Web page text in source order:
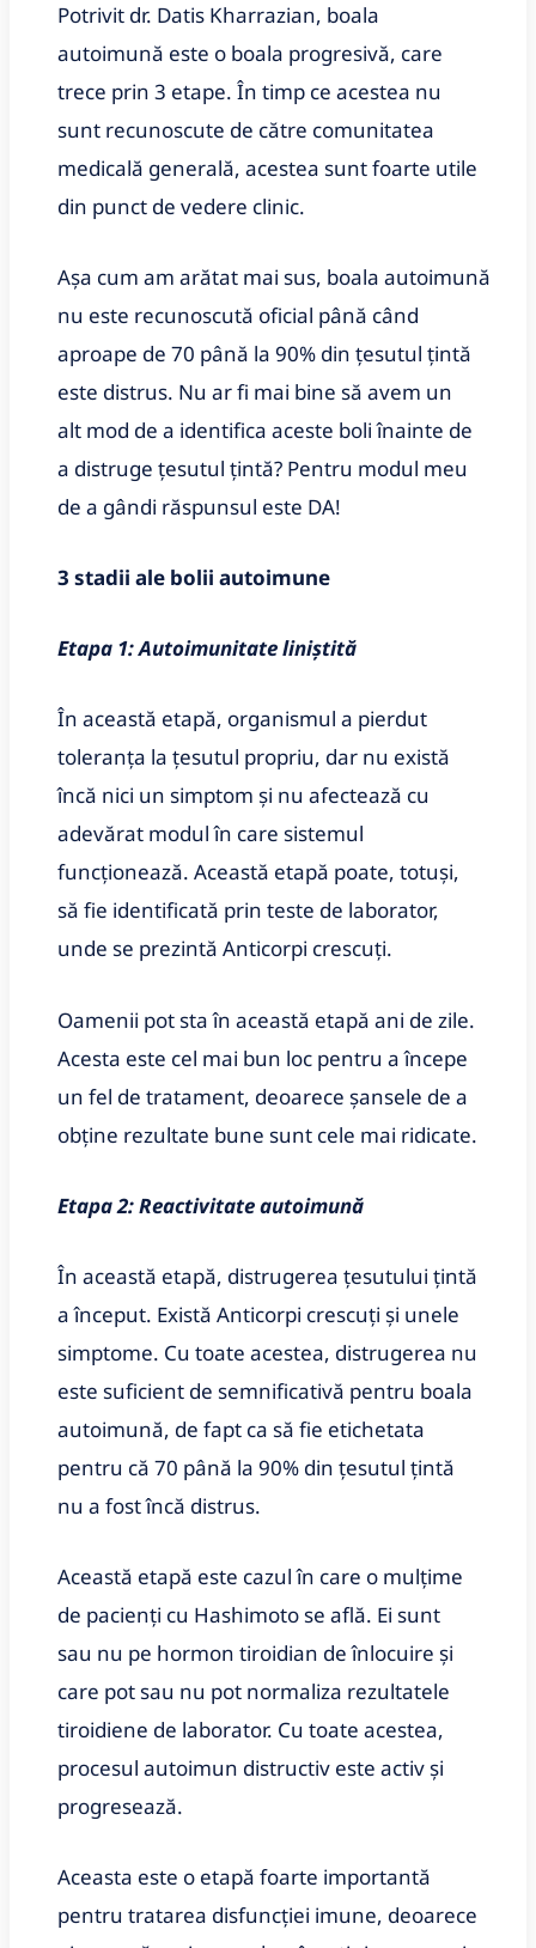
Potrivit dr. Datis Kharrazian, boala
autoimună este o boala progresivă, care
trece prin 3 etape. În timp ce acestea nu
sunt recunoscute de către comunitatea
medicală generală, acestea sunt foarte utile
din punct de vedere clinic.
Așa cum am arătat mai sus, boala autoimună
nu este recunoscută oficial până când
aproape de 70 până la 90% din țesutul țintă
este distrus. Nu ar fi mai bine să avem un
alt mod de a identifica aceste boli înainte de
a distruge țesutul țintă? Pentru modul meu
de a gândi răspunsul este DA!
3 stadii ale bolii autoimune
Etapa 1: Autoimunitate liniștită
În această etapă, organismul a pierdut
toleranța la țesutul propriu, dar nu există
încă nici un simptom și nu afectează cu
adevărat modul în care sistemul
funcționează. Această etapă poate, totuși,
să fie identificată prin teste de laborator,
unde se prezintă Anticorpi crescuți.
Oamenii pot sta în această etapă ani de zile.
Acesta este cel mai bun loc pentru a începe
un fel de tratament, deoarece șansele de a
obține rezultate bune sunt cele mai ridicate.
Etapa 2: Reactivitate autoimună
În această etapă, distrugerea țesutului țintă
a început. Există Anticorpi crescuți și unele
simptome. Cu toate acestea, distrugerea nu
este suficient de semnificativă pentru boala
autoimună, de fapt ca să fie etichetata
pentru că 70 până la 90% din țesutul țintă
nu a fost încă distrus.
Această etapă este cazul în care o mulțime
de pacienți cu Hashimoto se află. Ei sunt
sau nu pe hormon tiroidian de înlocuire și
care pot sau nu pot normaliza rezultatele
tiroidiene de laborator. Cu toate acestea,
procesul autoimun distructiv este activ și
progresează.
Aceasta este o etapă foarte importantă
pentru tratarea disfuncției imune, deoarece